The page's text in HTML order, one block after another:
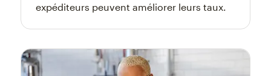
expéditeurs peuvent améliorer leurs taux.